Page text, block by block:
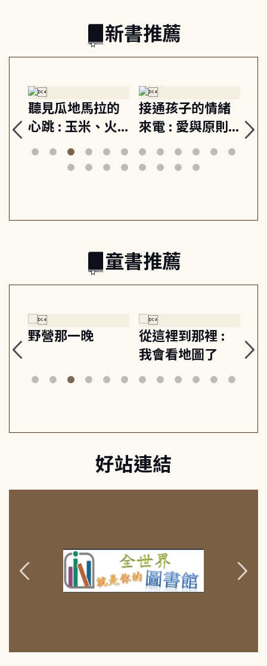
新書推薦
聽見瓜地馬拉的
心跳 : 玉米、火
山與信仰, 外交官
筆下的現代馬雅
接通孩子的情緒
來電 : 愛與原則,
建立教養的安定
節奏 22個行動練
關
童書推薦
野營那一晚
從這裡到那裡 :
我會看地圖了
美
好站連結